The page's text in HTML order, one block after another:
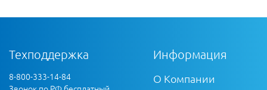
Техподдержка
8-800-333-14-84
Информация
О Компании